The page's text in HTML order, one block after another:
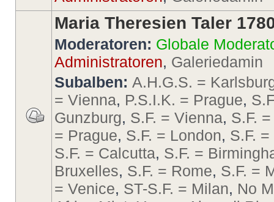
Maria Theresien Taler
Moderatoren: Globale
Administratoren, Galeriedamin
Subalben: A.H.G.S. =
= Vienna, P.S.I.K. = Prague,
Gunzburg, S.F. = Vienna, S.F.
= Prague, S.F. = London, S.F.
S.F. = Calcutta, S.F. =
Bruxelles, S.F. = Rome, S.F. =
= Venice, ST-S.F. = Milan, No